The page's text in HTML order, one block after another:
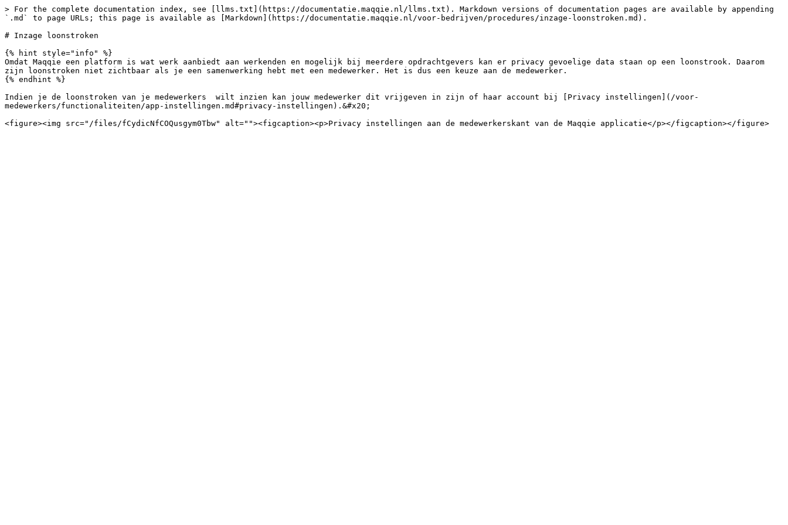
> For the complete documentation index, see [llms.txt](https://documentatie.maqqie.nl/llms.txt). Markdown versions of documentation pages are available by appending
`.md` to page URLs; this page is available as [Markdown](https://documentatie.maqqie.nl/voor-bedrijven/procedures/inzage-loonstroken.md).
# Inzage loonstroken
{% hint style="info" %}
Omdat Maqqie een platform is wat werk aanbiedt aan werkenden en mogelijk bij meerdere opdrachtgevers kan er privacy gevoelige data staan op een loonstrook. Daarom
zijn loonstroken niet zichtbaar als je een samenwerking hebt met een medewerker. Het is dus een keuze aan de medewerker.
{% endhint %}
Indien je de loonstroken van je medewerkers  wilt inzien kan jouw medewerker dit vrijgeven in zijn of haar account bij [Privacy instellingen](/voor-
medewerkers/functionaliteiten/app-instellingen.md#privacy-instellingen).&#x20;